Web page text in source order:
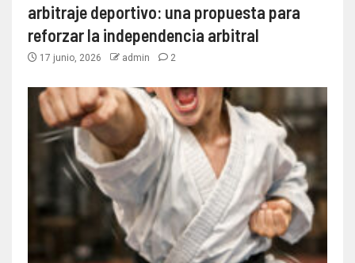
arbitraje deportivo: una propuesta para
reforzar la independencia arbitral
17 junio, 2026 admin 2